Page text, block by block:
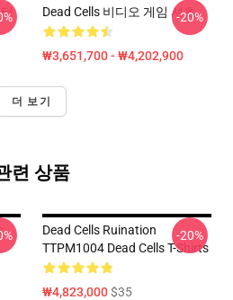
Dead Cells 비디오 게임 셔츠
₩3,651,700 - ₩4,202,900
-20%
더 보기
련 상품
Dead Cells Ruination
TTPM1004 Dead Cells T-Shirts
₩4,823,000$35
-20%